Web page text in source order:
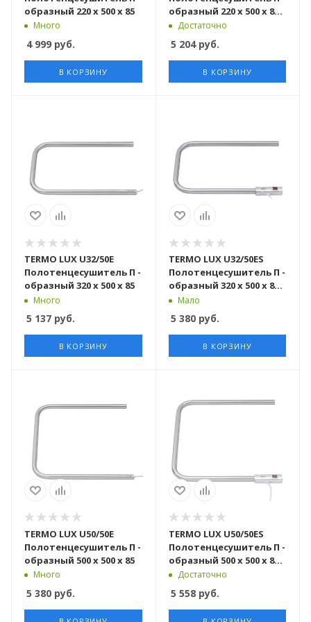
образный 220 х 500 х 85
Много
4 999 руб.
В КОРЗИНУ
образный 220 х 500 х 85 с
включателем
Достаточно
5 204руб.
В КОРЗИНУ
TERMO LUX U32/50Е
Полотенцесушитель П -
образный 320 х 500 х 85
Много
5 137 руб.
В КОРЗИНУ
TERMO LUX U32/50ЕS
Полотенцесушитель П -
образный 320 х 500 х 85 с
включателем
Мало
5 380руб.
В КОРЗИНУ
TERMO LUX U50/50Е
Полотенцесушитель П -
образный 500 х 500 х 85
Много
5 380 руб.
TERMO LUX U50/50ЕS
Полотенцесушитель П -
образный 500 х 500 х 85 с
включателем
Достаточно
5 558руб.